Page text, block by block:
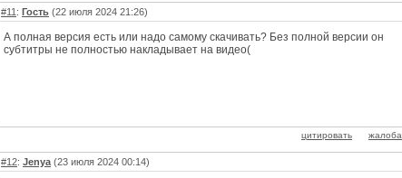
#11 : Гость (22 июля 2024 21:26)
А полная версия есть или надо самому скачивать? Без полной версии он
субтитры не полностью накладывает на видео(
цитировать жалоба
#12: Jenya (23 июля 2024 00:14)